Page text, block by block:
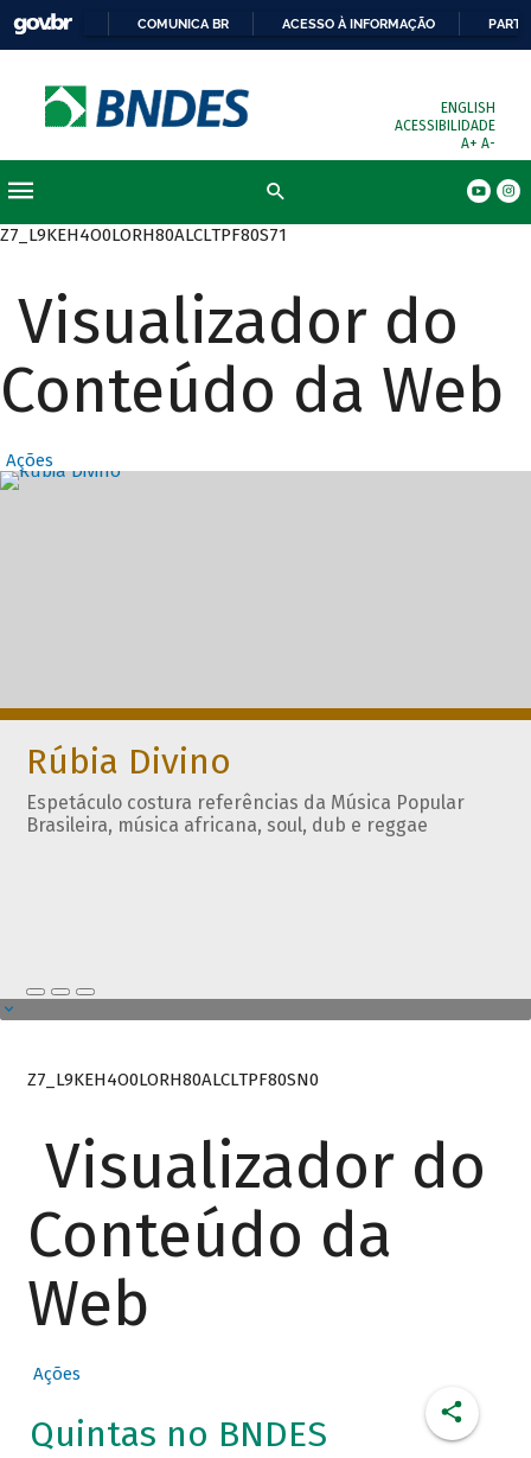
COMUNICA BR ACESSO À INFORMAÇÃO
ENGLISH
ACESSIBILIDADE
A+ A-
Z7_L9KEH4O0LORH80ALCLTPF80S71
Visualizador do
Conteúdo da Web
Ações
Destaques
Rúbia Divino
Espetáculo costura referências da Música Popular
Brasileira, música africana, soul, dub e reggae
Z7_L9KEH4O0LORH80ALCLTPF80SN0
Visualizador do
Conteúdo da
Web
Ações
Quintas no BNDES